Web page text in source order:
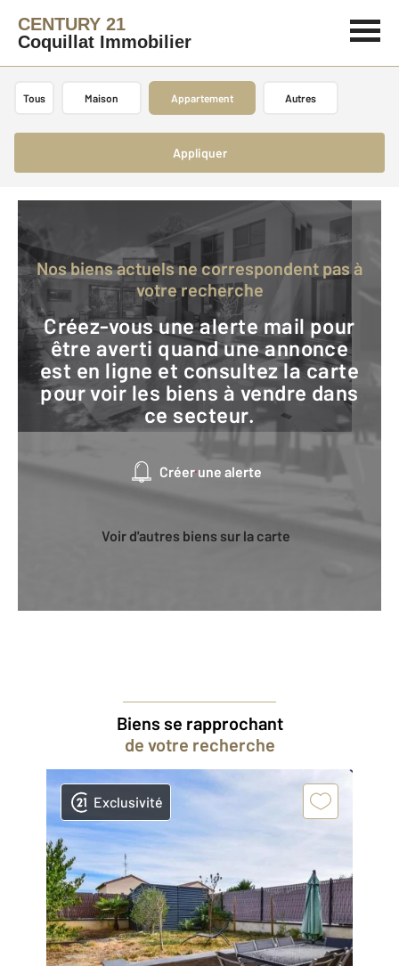
CENTURY 21
Coquillat Immobilier
Tous Maison Appartement Autres
Appliquer
Nos biens actuels ne correspondent pas à
votre recherche
Créez-vous une alerte mail pour
être averti quand une annonce
est en ligne et consultez la carte
pour voir les biens à vendre dans
ce secteur.
Créer une alerte
Voir d'autres biens sur la carte
Biens se rapprochant
de votre recherche
Exclusivité